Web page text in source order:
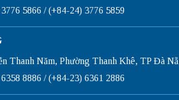
5866 / (+84-24) 3776 5859
Thanh Năm, Phường Thanh Khê, TP Đà
8886 / (+84-23) 6361 2886